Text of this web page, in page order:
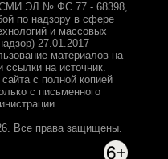
СМИ ЭЛ № ФС 77 - 68398,
по надзору в сфере
и массовых
27.01.2017
материалов на
ссылки на источник.
с полной копией
с письменного
Все права защищены.